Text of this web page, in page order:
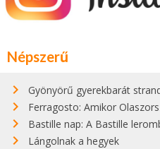
Népszerű
Gyönyörű gyerekbarát strandok
Ferragosto: Amikor
Bastille nap: A Bastille
Lángolnak a hegyek